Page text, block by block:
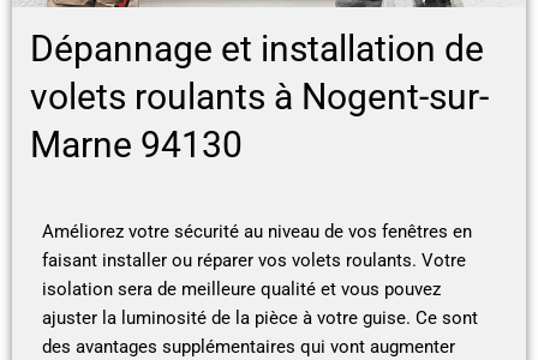
Dépannage et installation de
volets roulants à Nogent-sur-
Marne 94130
Améliorez votre sécurité au niveau de vos fenêtres en
faisant installer ou réparer vos volets roulants. Votre
isolation sera de meilleure qualité et vous pouvez
ajuster la luminosité de la pièce à votre guise. Ce sont
des avantages supplémentaires qui vont augmenter